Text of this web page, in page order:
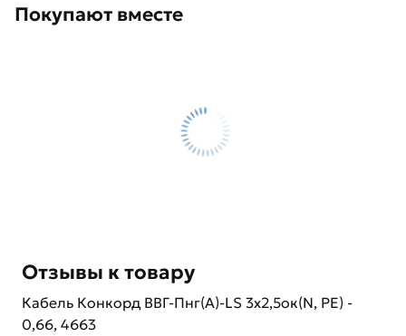
Покупают вместе
Отзывы к товару
Кабель Конкорд ВВГ-Пнг(А)-LS 3x2,5ок(N, PE) -
0,66, 4663